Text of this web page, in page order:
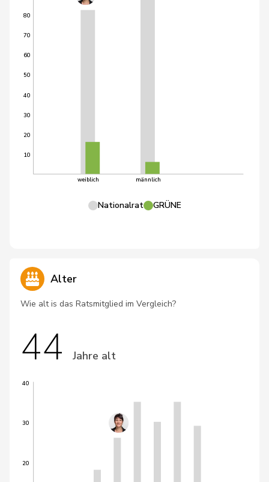
10
20
30
40
50
60
70
80
weiblich männlich
Nationalrat GRÜNE
Alter
Wie alt is das Ratsmitglied im Vergleich?
44 Jahre alt
20
30
40